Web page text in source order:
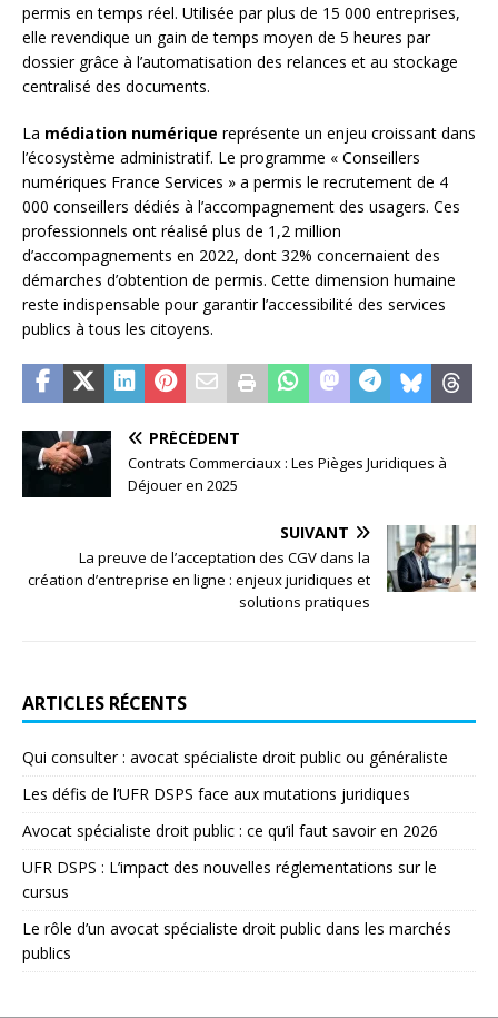
permis en temps réel. Utilisée par plus de 15 000 entreprises,
elle revendique un gain de temps moyen de 5 heures par
dossier grâce à l’automatisation des relances et au stockage
centralisé des documents.
La médiation numérique représente un enjeu croissant dans
l’écosystème administratif. Le programme « Conseillers
numériques France Services » a permis le recrutement de 4
000 conseillers dédiés à l’accompagnement des usagers. Ces
professionnels ont réalisé plus de 1,2 million
d’accompagnements en 2022, dont 32% concernaient des
démarches d’obtention de permis. Cette dimension humaine
reste indispensable pour garantir l’accessibilité des services
publics à tous les citoyens.
PRÉCÉDENT
Contrats Commerciaux : Les Pièges Juridiques à
Déjouer en 2025
SUIVANT
La preuve de l’acceptation des CGV dans la
création d’entreprise en ligne : enjeux juridiques et
solutions pratiques
ARTICLES RÉCENTS
Qui consulter : avocat spécialiste droit public ou généraliste
Les défis de l’UFR DSPS face aux mutations juridiques
Avocat spécialiste droit public : ce qu’il faut savoir en 2026
UFR DSPS : L’impact des nouvelles réglementations sur le
cursus
Le rôle d’un avocat spécialiste droit public dans les marchés
publics